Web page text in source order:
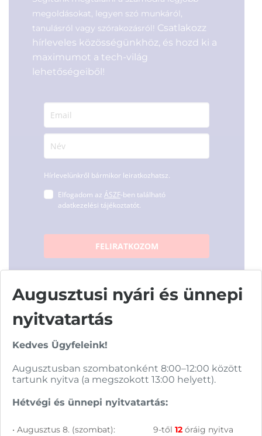
megoldásokat, legyen szó munkáról,
tanulásról vagy szórakozásról! Csatlakozz
hírleveles közösségünkhöz, és hozd ki a
maximumot a tech-világ
lehetőségeiből!
Hírlevelünkről bármikor leiratkozhatsz.
Elfogadom az ÁSZF-ben található
adatkezelési tájékoztatót.
FELIRATKOZOM
Nagy raktárkészlet
Augusztusi nyári és ünnepi
nyitvatartás
Kedves Ügyfeleink!
Augusztusban szombatonként 8:00–12:00 között
tartunk nyitva (a megszokott 13:00 helyett).
Hétvégi és ünnepi nyitvatartás:
• Augusztus 8. (szombat): 9-től12 óráig nyitva